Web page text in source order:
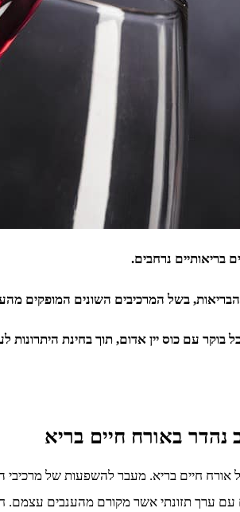
בריאותיים נרחבים.
בשל המרכיבים השונים המופקים
בוקר עם כוס יין אדום, תוך בחינת היתרונות
נהדר באורח חיים בריא
חיים בריא. מעבר להשפעות של מרכיבי
עם ערך תזונתי אשר מקורם מהענבים